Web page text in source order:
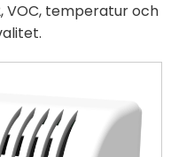
VOC, temperatur och